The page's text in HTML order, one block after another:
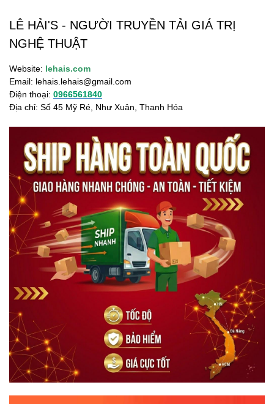
LÊ HẢI'S - NGƯỜI TRUYỀN TẢI GIÁ TRỊ
NGHỆ THUẬT
Website: lehais.com
Email: lehais.lehais@gmail.com
Điện thoại: 0966561840
Địa chỉ: Số 45 Mỹ Ré, Như Xuân, Thanh Hóa